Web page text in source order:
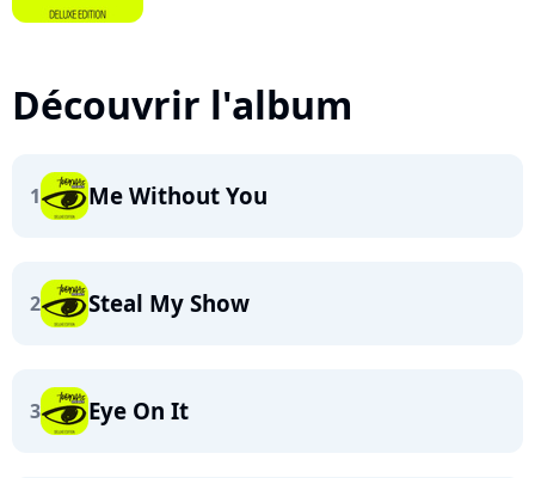
Découvrir l'album
1 Me Without You
2 Steal My Show
3 Eye On It